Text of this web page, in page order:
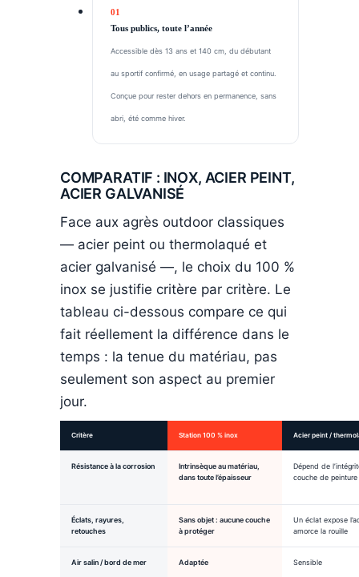
Tous publics, toute l’année
Accessible dès 13 ans et 140 cm, du débutant
au sportif confirmé, en usage partagé et continu.
Conçue pour rester dehors en permanence, sans
abri, été comme hiver.
COMPARATIF : INOX, ACIER PEINT,
ACIER GALVANISÉ
Face aux agrès outdoor classiques
— acier peint ou thermolaqué et
acier galvanisé —, le choix du 100 %
inox se justifie critère par critère. Le
tableau ci-dessous compare ce qui
fait réellement la différence dans le
temps : la tenue du matériau, pas
seulement son aspect au premier
jour.
Critère Station 100 % inox Acier peint /
Résistance à la corrosion
Intrinsèque au matériau,
dans toute l’épaisseur
Dépend de
couche de peinture
Éclats, rayures,
retouches
Sans objet : aucune couche
à protéger
Un éclat expose
amorce la rouille
Air salin / bord de mer Adaptée Sensible